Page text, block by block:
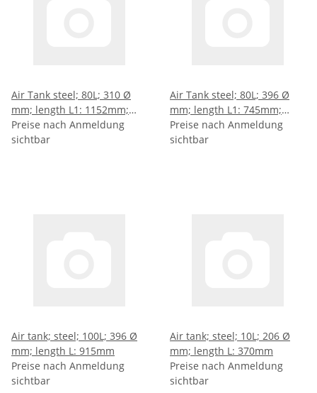
Air Tank steel; 80L; 310 Ø
mm; length L1: 1152mm;
length L2: 1135mm; -
Preise nach Anmeldung
sichtbar
Air Tank steel; 80L; 396 Ø
mm; length L1: 745mm;
length L2: 733mm; length
L3: 539mm
Preise nach Anmeldung
sichtbar
Air tank; steel; 100L; 396 Ø
mm; length L: 915mm
Preise nach Anmeldung
sichtbar
Air tank; steel; 10L; 206 Ø
mm; length L: 370mm
Preise nach Anmeldung
sichtbar